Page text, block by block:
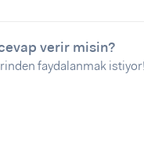
verir misin?
faydalanmak istiyor!